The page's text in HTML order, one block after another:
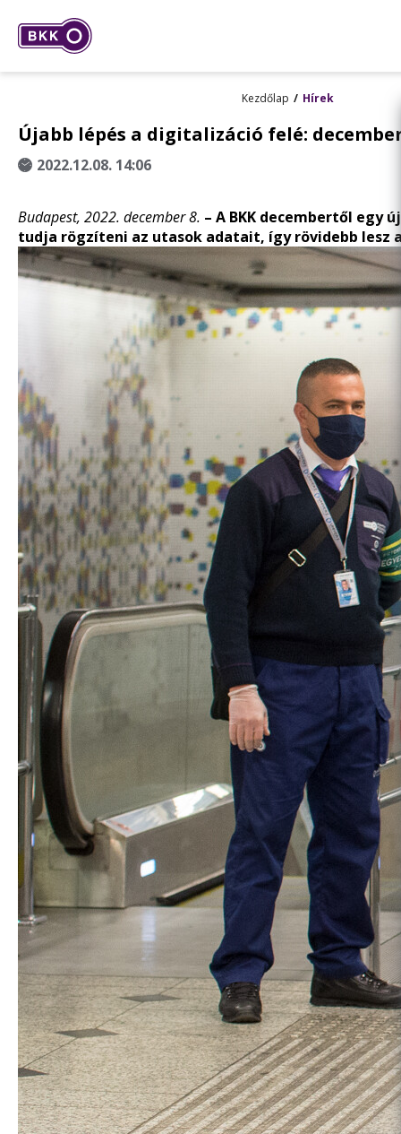
Kezdőlap Hírek
Újabb lépés a digitalizáció felé:
2022.12.08. 14:06
Budapest, 2022. december 8. – A BKK decembertől
tudja rögzíteni az utasok adatait, így rövidebb lesz